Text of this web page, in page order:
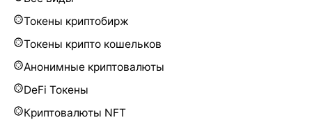
Токены криптобирж
Токены крипто кошельков
Анонимные криптовалюты
DeFi Токены
Криптовалюты NFT